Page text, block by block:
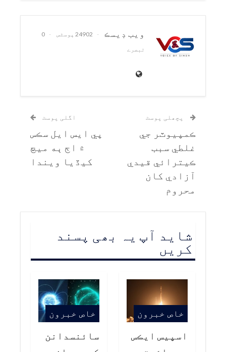
ويب ڊيسڪ 24902 پوسٹس
0
تبصرے
پچھلی پوسٹ
ڪمپيوٽر جي
غلطي سبب
ڪيترائي قيدي
آزادي کان
محروم
اگلی پوسٹ
پي ايس ايل سڪس
۾ اڄ ٻه ميچ
کيڏيا ويندا
شاید آپ یہ بھی پسند
کریں
خاص خبرون
اسپيس ايڪس
خاص خبرون
سائنسدانن